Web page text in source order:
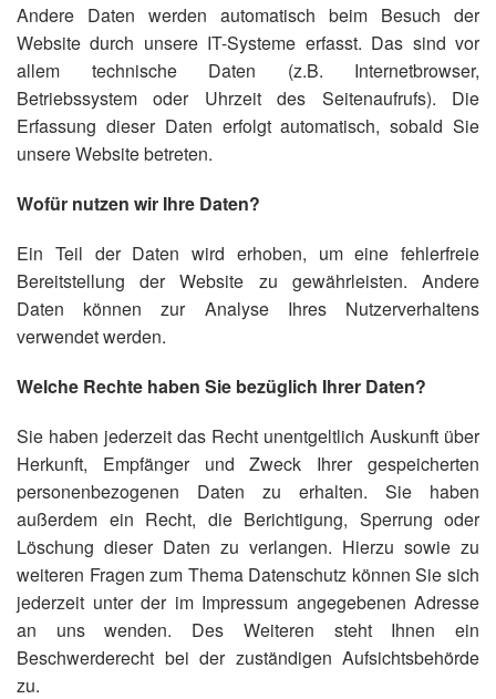
Andere Daten werden automatisch beim Besuch der
Website durch unsere IT-Systeme erfasst. Das sind vor
allem technische Daten (z.B. Internetbrowser,
Betriebssystem oder Uhrzeit des Seitenaufrufs). Die
Erfassung dieser Daten erfolgt automatisch, sobald Sie
unsere Website betreten.
Wofür nutzen wir Ihre Daten?
Ein Teil der Daten wird erhoben, um eine fehlerfreie
Bereitstellung der Website zu gewährleisten. Andere
Daten können zur Analyse Ihres Nutzerverhaltens
verwendet werden.
Welche Rechte haben Sie bezüglich Ihrer Daten?
Sie haben jederzeit das Recht unentgeltlich Auskunft über
Herkunft, Empfänger und Zweck Ihrer gespeicherten
personenbezogenen Daten zu erhalten. Sie haben
außerdem ein Recht, die Berichtigung, Sperrung oder
Löschung dieser Daten zu verlangen. Hierzu sowie zu
weiteren Fragen zum Thema Datenschutz können Sie sich
jederzeit unter der im Impressum angegebenen Adresse
an uns wenden. Des Weiteren steht Ihnen ein
Beschwerderecht bei der zuständigen Aufsichtsbehörde
zu.